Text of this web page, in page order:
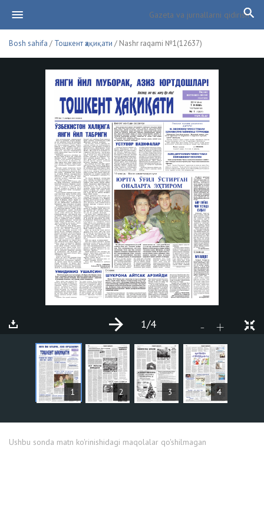
Bosh sahifa / Тошкент ҳақиқати / Nashr raqami №1(12637)
1 2 3 4
- +
1/4
MAQOLALAR
Ushbu sonda matn ko'rinishidagi maqolalar qo'shilmagan